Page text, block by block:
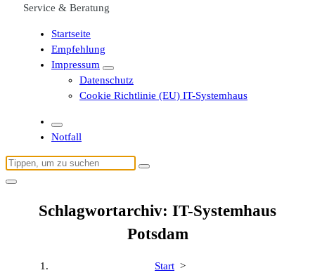
Service & Beratung
Startseite
Empfehlung
Impressum
Datenschutz
Cookie Richtlinie (EU) IT-Systemhaus
Notfall
Suchen
nach:
Schlagwortarchiv: IT-Systemhaus
Potsdam
Start >